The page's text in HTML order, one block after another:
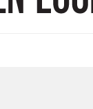
12/07/2026